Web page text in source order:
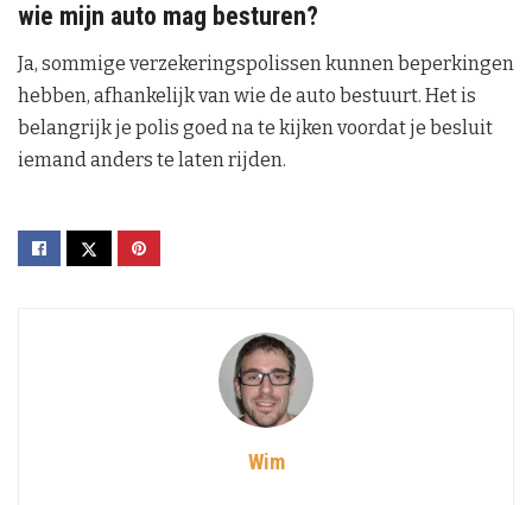
wie mijn auto mag besturen?
Ja, sommige verzekeringspolissen kunnen beperkingen
hebben, afhankelijk van wie de auto bestuurt. Het is
belangrijk je polis goed na te kijken voordat je besluit
iemand anders te laten rijden.
Wim